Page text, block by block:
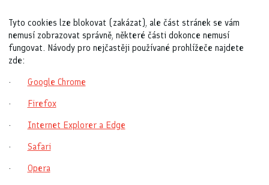
Tyto cookies lze blokovat (zakázat), ale část stránek se vám
nemusí zobrazovat správně, některé části dokonce nemusí
fungovat. Návody pro nejčastěji používané prohlížeče najdete
zde:
· Google Chrome
· Firefox
· Internet Explorer a Edge
· Safari
· Opera